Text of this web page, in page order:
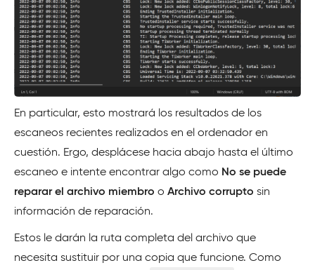
En particular, esto mostrará los resultados de los
escaneos recientes realizados en el ordenador en
cuestión. Ergo, desplácese hacia abajo hasta el último
escaneo e intente encontrar algo como No se puede
reparar el archivo miembro o Archivo corrupto sin
información de reparación.
Estos le darán la ruta completa del archivo que
necesita sustituir por una copia que funcione. Como